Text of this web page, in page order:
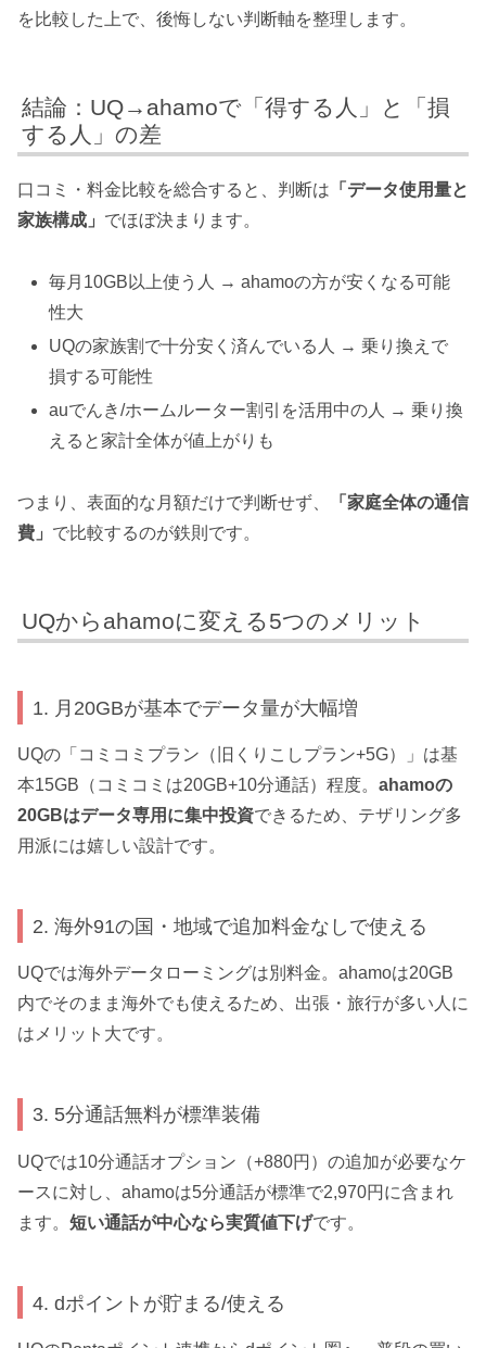
を比較した上で、後悔しない判断軸を整理します。
結論：UQ→ahamoで「得する人」と「損
する人」の差
口コミ・料金比較を総合すると、判断は 「データ使用量と
家族構成」 でほぼ決まります。
毎月10GB以上使う人 → ahamoの方が安くなる可能
性大
UQの家族割で十分安く済んでいる人 → 乗り換えで
損する可能性
auでんき/ホームルーター割引を活用中の人 → 乗り換
えると家計全体が値上がりも
つまり、表面的な月額だけで判断せず、
「家庭全体の通信
費」 で比較するのが鉄則です。
UQからahamoに変える5つのメリット
1. 月20GBが基本でデータ量が大幅増
UQの「コミコミプラン（旧くりこしプラン+5G）」は基
本15GB（コミコミは20GB+10分通話）程度。 ahamoの
20GBはデータ専用に集中投資できるため、テザリング多
用派には嬉しい設計です。
2. 海外91の国・地域で追加料金なしで使える
UQでは海外データローミングは別料金。ahamoは20GB
内でそのまま海外でも使えるため、出張・旅行が多い人に
はメリット大です。
3. 5分通話無料が標準装備
UQでは10分通話オプション（+880円）の追加が必要なケ
ースに対し、ahamoは5分通話が標準で2,970円に含まれ
ます。 短い通話が中心なら実質値下げです。
4. dポイントが貯まる/使える